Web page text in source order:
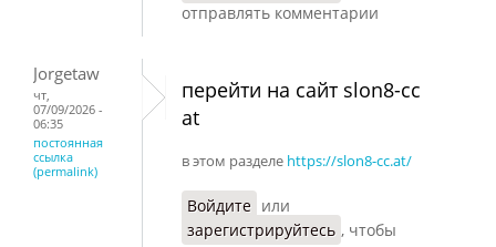
отправлять комментарии
Jorgetaw
чт,
07/09/2026 -
06:35
постоянная
ссылка
(permalink)
перейти на сайт slon8-cc
at
в этом разделе https://slon8-cc.at/
Войдите или
зарегистрируйтесь , чтобы